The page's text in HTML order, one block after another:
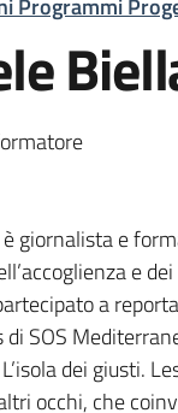
Programmi
giornalista e
e
a
SOS
dei giusti.
occhi, che